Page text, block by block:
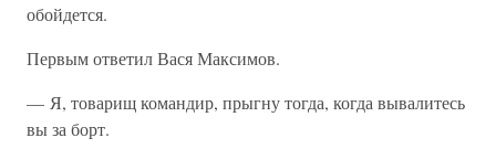
обойдется.
Первым ответил Вася Максимов.
— Я, товарищ командир, прыгну тогда, когда вывалитесь
вы за борт.